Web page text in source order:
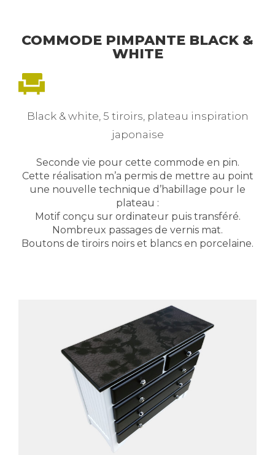
COMMODE PIMPANTE BLACK &
WHITE
Black & white, 5 tiroirs, plateau inspiration
japonaise
Seconde vie pour cette commode en pin.
Cette réalisation m’a permis de mettre au point
une nouvelle technique d’habillage pour le
plateau :
Motif conçu sur ordinateur puis transféré.
Nombreux passages de vernis mat.
Boutons de tiroirs noirs et blancs en porcelaine.